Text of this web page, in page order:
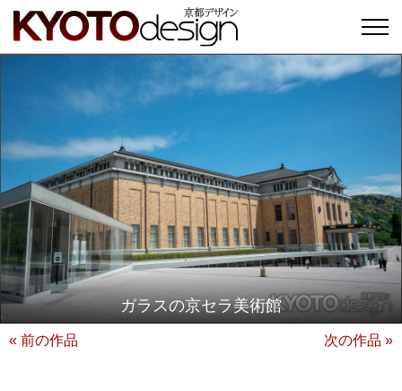
ガラスの京セラ美術館
« 前の作品 次の作品 »